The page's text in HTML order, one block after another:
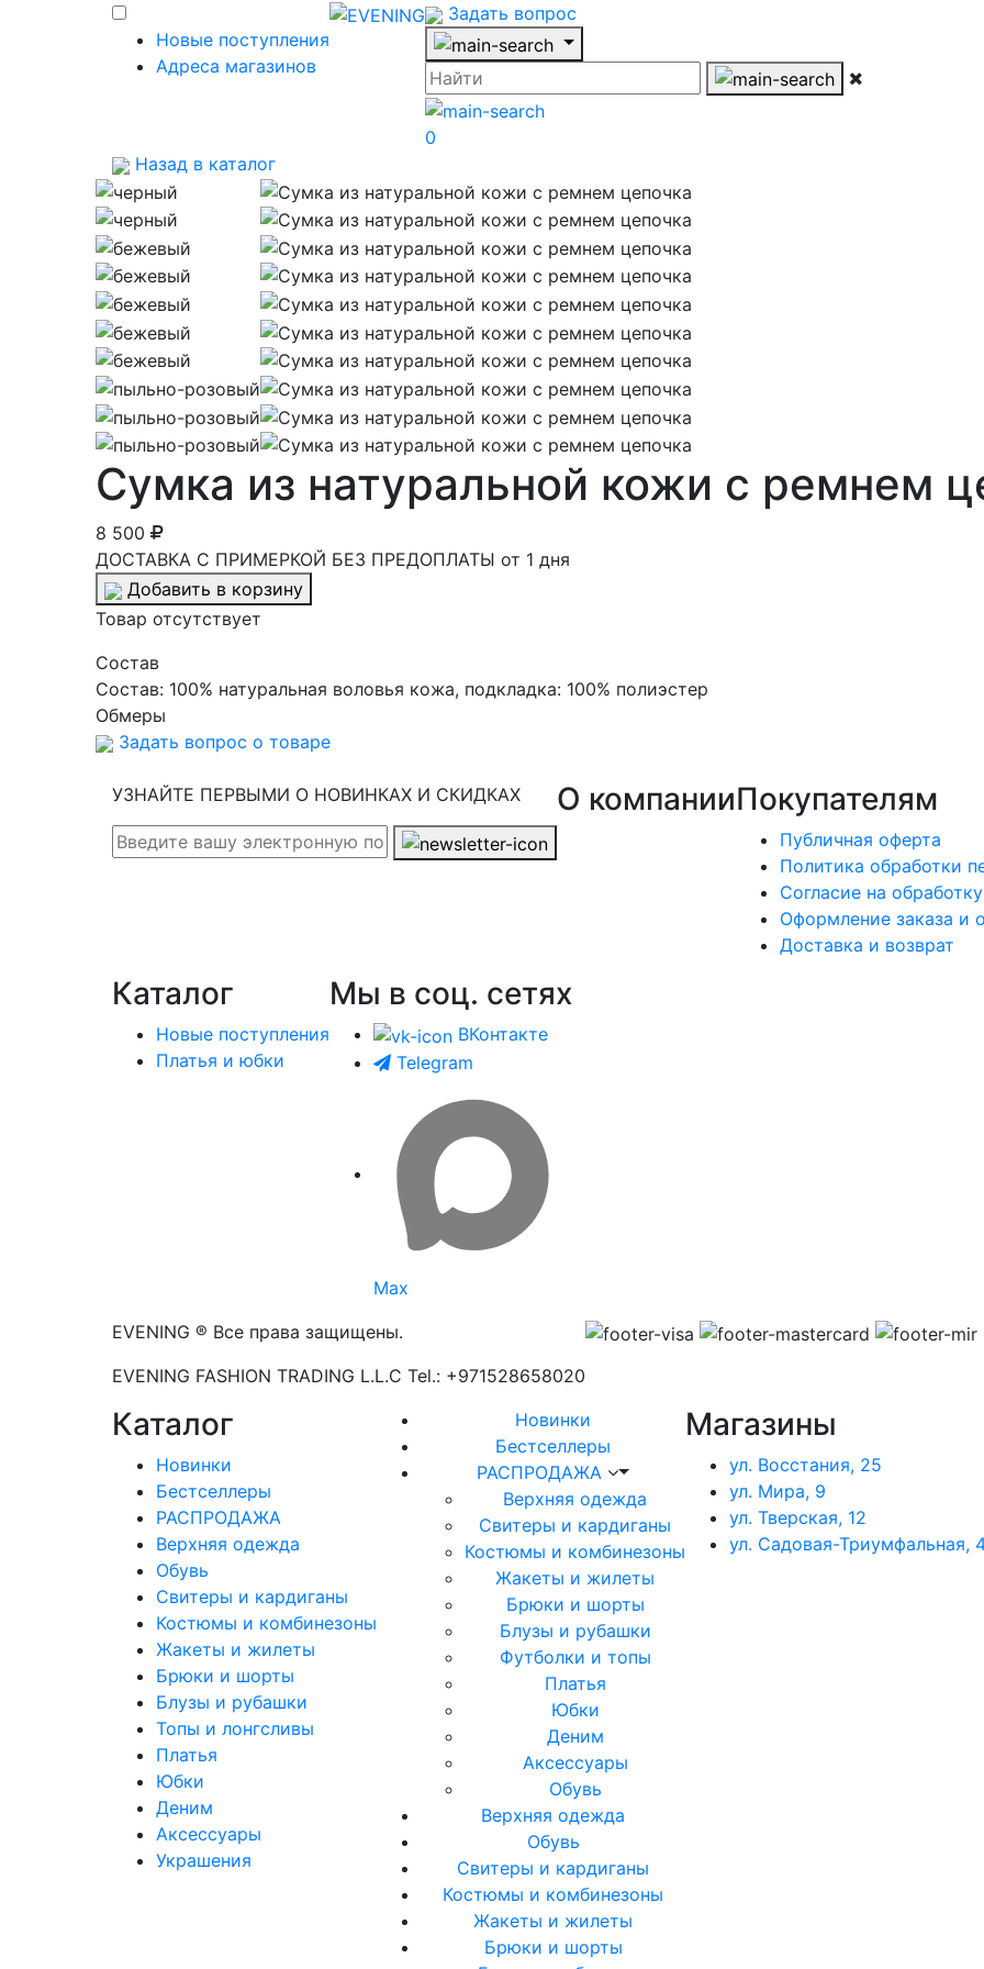
Новые поступления
Адреса магазинов
Задать вопрос
0
Назад в каталог
Сумка из натуральной кожи с ремнем
8 500
ДОСТАВКА С ПРИМЕРКОЙ БЕЗ ПРЕДОПЛАТЫ от 1 дня
Добавить в корзину
Товар отсутствует
Cостав
Состав: 100% натуральная воловья кожа, подкладка: 100% полиэстер
Обмеры
Задать вопрос о товаре
УЗНАЙТЕ ПЕРВЫМИ О НОВИНКАХ И СКИДКАХ О компанииПокупателям
Публичная оферта
Политика обработки
Согласие на
Оформление заказа и
Доставка и возврат
Каталог
Новые поступления
Платья и юбки
Мы в соц. сетях
ВКонтакте
Telegram
Max
EVENING ® Все права защищены.
EVENING FASHION TRADING L.L.C Tel.: +971528658020
Каталог
Новинки
Бестселлеры
РАСПРОДАЖА
Верхняя одежда
Обувь
Свитеры и кардиганы
Костюмы и комбинезоны
Жакеты и жилеты
Брюки и шорты
Блузы и рубашки
Топы и лонгсливы
Платья
Юбки
Деним
Аксессуары
Украшения
Новинки
Бестселлеры
РАСПРОДАЖА
Верхняя одежда
Свитеры и кардиганы
Костюмы и комбинезоны
Жакеты и жилеты
Брюки и шорты
Блузы и рубашки
Футболки и топы
Платья
Юбки
Деним
Аксессуары
Обувь
Верхняя одежда
Обувь
Свитеры и кардиганы
Костюмы и комбинезоны
Жакеты и жилеты
Брюки и шорты
Магазины
ул. Восстания, 25
ул. Мира, 9
ул. Тверская, 12
ул. Садовая-Триумфальная,